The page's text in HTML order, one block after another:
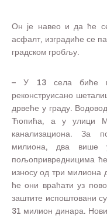
Он је навео и да ће се
асфалт, изградиће се
градском гробљу.
– У 13 села биће
реконструисано
дрвеће у граду.
Ћопића, а у улици
канализациона. За
милиона, два више
пољопривредницима
износу од три милиона
ће они враћати уз
заштите испоштовани
31 милион динара.